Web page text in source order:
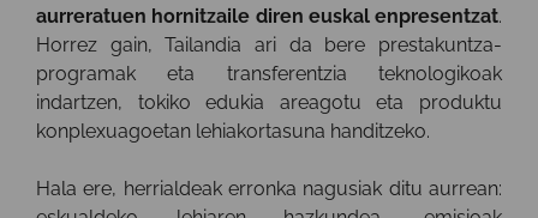
aurreratuen hornitzaile diren euskal enpresentzat.
Horrez gain, Tailandia ari da bere prestakuntza-
programak eta transferentzia teknologikoak
indartzen, tokiko edukia areagotu eta produktu
konplexuagoetan lehiakortasuna handitzeko.
Hala ere, herrialdeak erronka nagusiak ditu aurrean: